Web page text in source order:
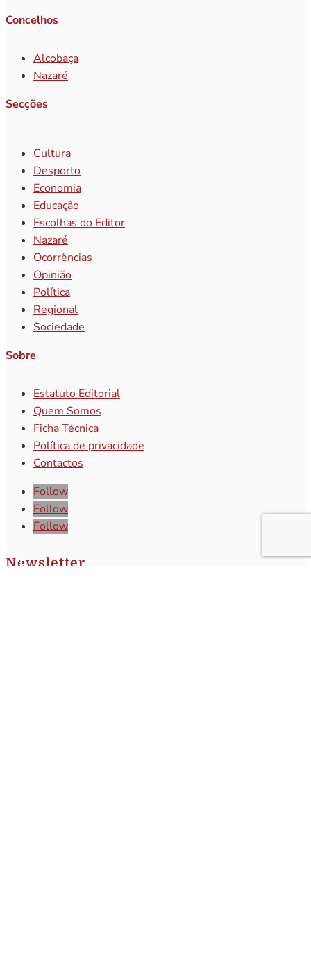
Concelhos
Alcobaça
Nazaré
Secções
Cultura
Desporto
Economia
Educação
Escolhas do Editor
Nazaré
Ocorrências
Opinião
Política
Regional
Sociedade
Sobre
Estatuto Editorial
Quem Somos
Ficha Técnica
Política de privacidade
Contactos
Follow
Follow
Follow
Newsletter